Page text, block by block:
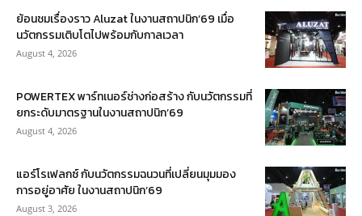
ย้อนชมเรื่องราว Aluzat ในงานสถาปนิก’69 เมื่อ
นวัตกรรมเติบโตไปพร้อมกับกาลเวลา
August 4, 2026
POWERTEX พาร์ทเนอร์ช่างก่อสร้าง กับนวัตกรรมที่
ยกระดับมาตรฐานในงานสถาปนิก’69
August 4, 2026
แอร์โรเฟลกซ์ กับนวัตกรรมฉนวนที่เปลี่ยนมุมมอง
การอยู่อาศัย ในงานสถาปนิก’69
August 3, 2026